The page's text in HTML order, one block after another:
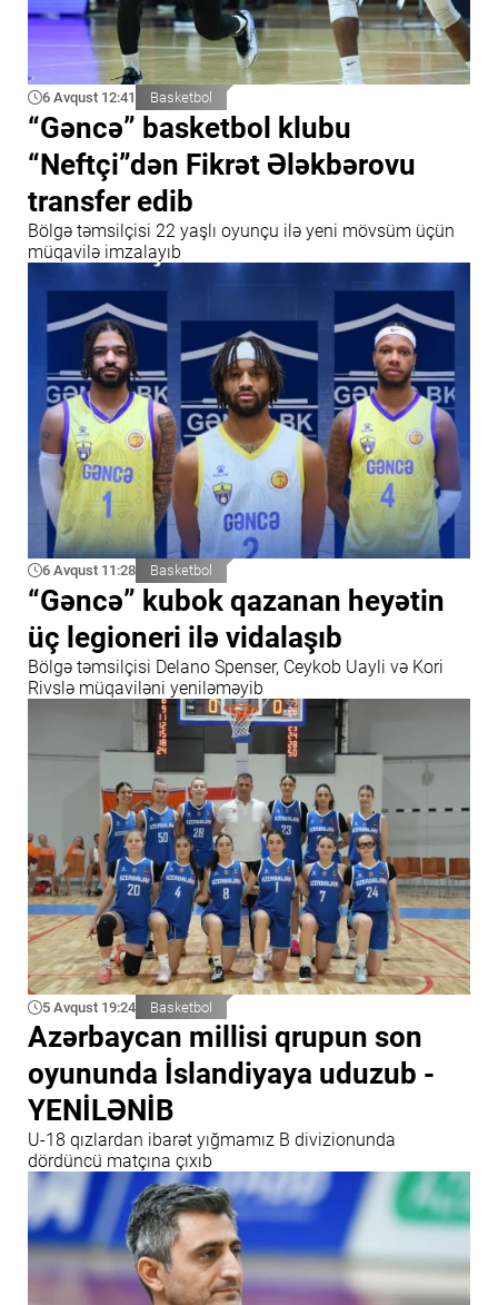
6 Avqust 12:41 Basketbol
“Gəncə” basketbol klubu
“Neftçi”dən Fikrət Ələkbərovu
transfer edib
Bölgə təmsilçisi 22 yaşlı oyunçu ilə yeni mövsüm üçün
müqavilə imzalayıb
6 Avqust 11:28 Basketbol
“Gəncə” kubok qazanan heyətin
üç legioneri ilə vidalaşıb
Bölgə təmsilçisi Delano Spenser, Ceykob Uayli və Kori
Rivslə müqaviləni yeniləməyib
5 Avqust 19:24 Basketbol
Azərbaycan millisi qrupun son
oyununda İslandiyaya uduzub -
YENİLƏNİB
U-18 qızlardan ibarət yığmamız B divizionunda
dördüncü matçına çıxıb